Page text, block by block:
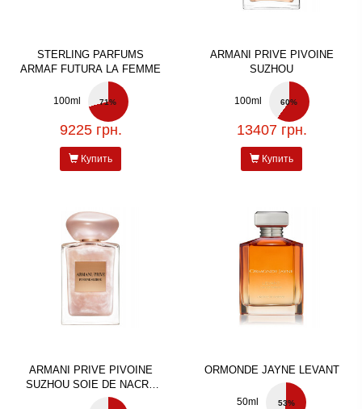
STERLING PARFUMS
ARMAF FUTURA LA FEMME
100ml 71%
9225 грн.
Купить
ARMANI PRIVE PIVOINE
SUZHOU
100ml 60%
13407 грн.
Купить
ARMANI PRIVE PIVOINE
SUZHOU SOIE DE NACRE
DE NACRE
ORMONDE JAYNE LEVANT
50ml 53%